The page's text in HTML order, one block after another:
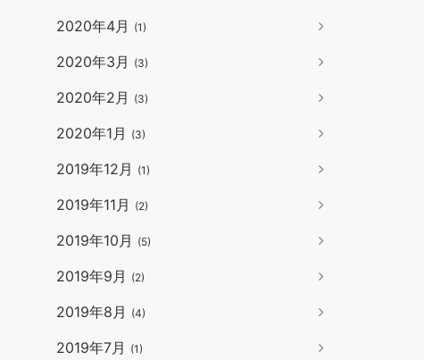
2020年4月 (1)
2020年3月 (3)
2020年2月 (3)
2020年1月 (3)
2019年12月 (1)
2019年11月 (2)
2019年10月 (5)
2019年9月 (2)
2019年8月 (4)
2019年7月 (1)